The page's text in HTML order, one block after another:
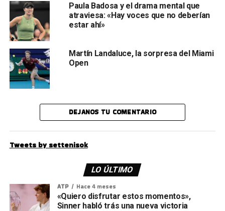
Paula Badosa y el drama mental que
atraviesa: «Hay voces que no deberían
estar ahí»
Martín Landaluce, la sorpresa del Miami
Open
DEJANOS TU COMENTARIO
Tweets by settenisok
LO ÚLTIMO
ATP Hace 4 meses
«Quiero disfrutar estos momentos»,
Sinner habló trás una nueva victoria